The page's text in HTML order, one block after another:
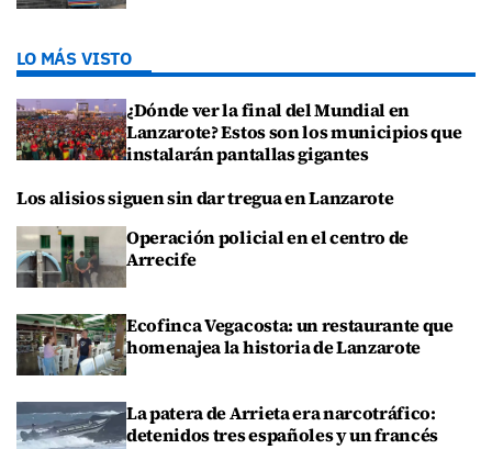
LO MÁS VISTO
¿Dónde ver la final del Mundial en
Lanzarote? Estos son los municipios que
instalarán pantallas gigantes
Los alisios siguen sin dar tregua en Lanzarote
Operación policial en el centro de
Arrecife
Ecofinca Vegacosta: un restaurante que
homenajea la historia de Lanzarote
La patera de Arrieta era narcotráfico:
detenidos tres españoles y un francés